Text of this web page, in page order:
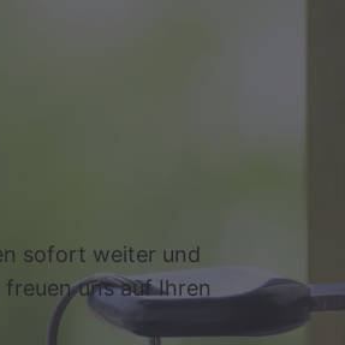
sofort weiter und
uns auf Ihren